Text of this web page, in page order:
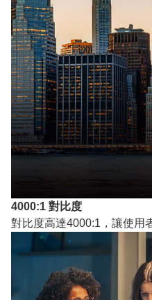
4000:1 對比度
對比度高達4000:1，讓使用